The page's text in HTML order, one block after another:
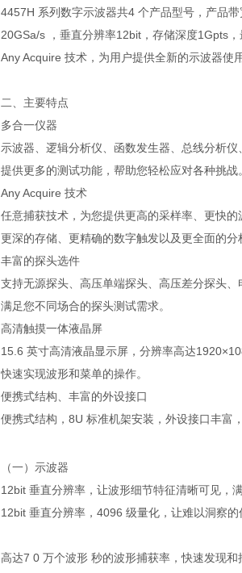
4457H 系列数字示波器共4 个产品型号，产品
20GSa/s ，垂直分辨率12bit，存储深度1Gpts
Any Acquire 技术，为用户提供全新的示波器使
二、主要特点
多合一仪器
示波器、逻辑分析仪、函数发生器、总线分析
提供更多的测试功能，帮助您轻松应对各种挑战。
Any Acquire 技术
任意捕获技术，为您提供更高的采样率、更快的
更深的存储、更精确的数字触发以及更全面的分
丰富的探头选件
支持无源探头、高压单端探头、高压差分探头、
满足您不同场合的探头测试需求。
高清触摸一体液晶屏
15.6 英寸高清液晶显示屏，分辨率高达
快速实现波形和菜单的操作。
便携式结构、丰富的外设接口
便携式结构，8U 标准机架安装，外设接口丰富
（一）示波器
12bit 垂直分辨率，让波形细节特征清晰可见，
12bit 垂直分辨率，4096 级量化，让难以洞察的
高达7 0 万个波形 秒的波形捕获率，快速发现和